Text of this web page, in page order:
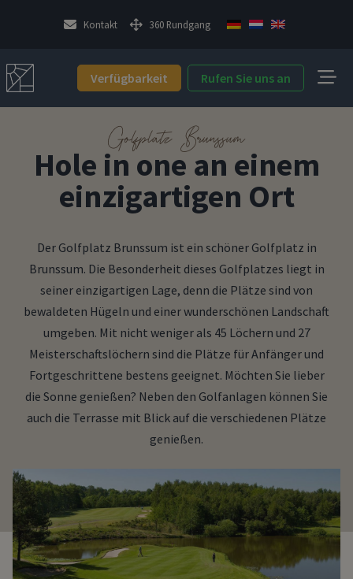
Kontakt 360 Rundgang
Verfügbarkeit Rufen Sie uns an
Golfplatz Brunssum
Hole in one an einem
einzigartigen Ort
Der Golfplatz Brunssum ist ein schöner Golfplatz in
Brunssum. Die Besonderheit dieses Golfplatzes liegt in
seiner einzigartigen Lage, denn die Plätze sind von
bewaldeten Hügeln und einer wunderschönen Landschaft
umgeben. Mit nicht weniger als 45 Löchern und 27
Meisterschaftslöchern sind die Plätze für Anfänger und
Fortgeschrittene bestens geeignet. Möchten Sie lieber
die Sonne genießen? Neben den Golfanlagen können Sie
auch die Terrasse mit Blick auf die verschiedenen Plätze
genießen.